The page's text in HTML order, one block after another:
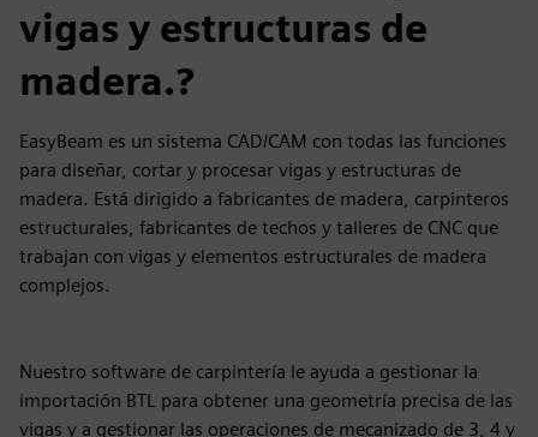
vigas y estructuras de
madera.?
EasyBeam es un sistema CAD/CAM con todas las funciones
para diseñar, cortar y procesar vigas y estructuras de
madera. Está dirigido a fabricantes de madera, carpinteros
estructurales, fabricantes de techos y talleres de CNC que
trabajan con vigas y elementos estructurales de madera
complejos.
Nuestro software de carpintería le ayuda a gestionar la
importación BTL para obtener una geometría precisa de las
vigas y a gestionar las operaciones de mecanizado de 3, 4 y